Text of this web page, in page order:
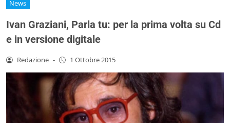
News
Ivan Graziani, Parla tu: per la prima volta su Cd
e in versione digitale
Redazione - 1 Ottobre 2015